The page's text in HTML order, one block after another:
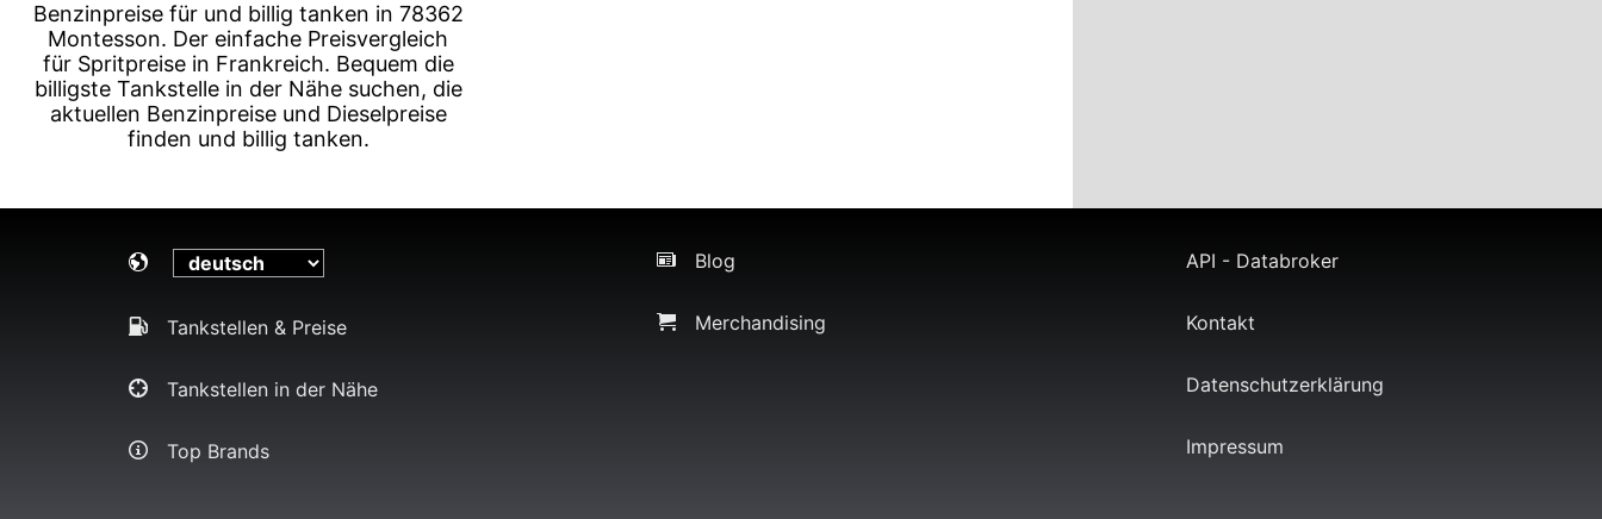
Benzinpreise für und billig tanken in 78362
Montesson. Der einfache Preisvergleich
für Spritpreise in Frankreich. Bequem die
billigste Tankstelle in der Nähe suchen, die
aktuellen Benzinpreise und Dieselpreise
finden und billig tanken.
Tankstellen & Preise
Tankstellen in der Nähe
Top Brands
Blog
Merchandising
API - Databroker
Kontakt
Datenschutzerklärung
Impressum